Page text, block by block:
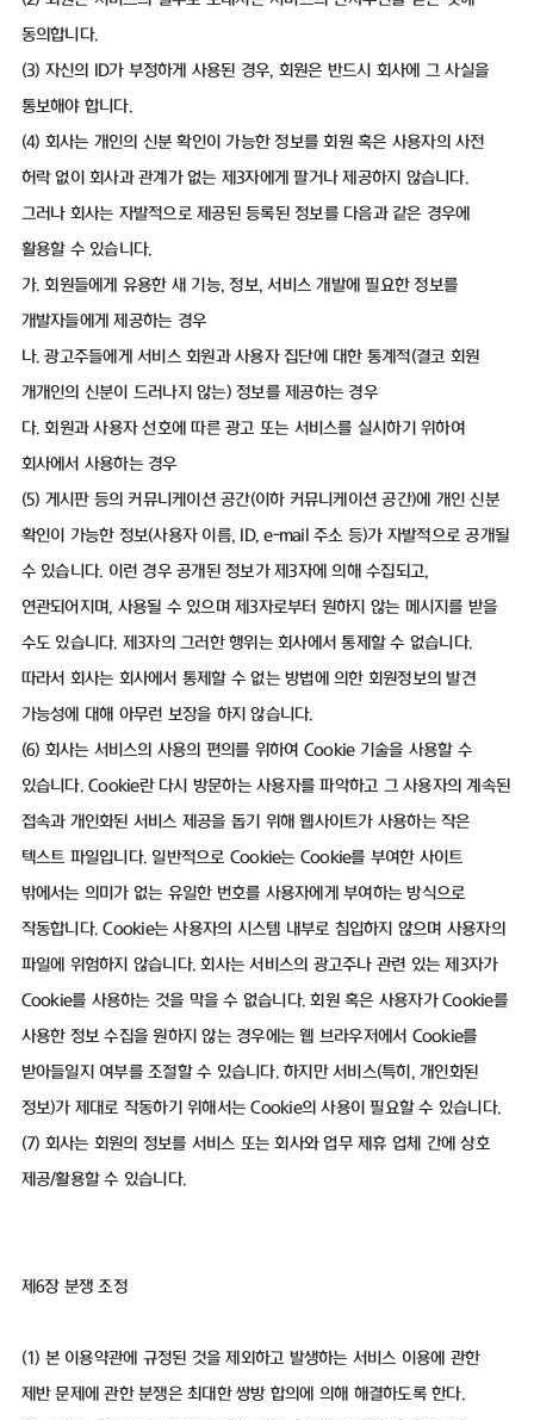
동의합니다.
(3) 자신의 ID가 부정하게 사용된 경우, 회원은 반드시 회사에 그 사실을
통보해야 합니다.
(4) 회사는 개인의 신분 확인이 가능한 정보를 회원 혹은 사용자의 사전
허락 없이 회사과 관계가 없는 제3자에게 팔거나 제공하지 않습니다.
그러나 회사는 자발적으로 제공된 등록된 정보를 다음과 같은 경우에
활용할 수 있습니다.
가. 회원들에게 유용한 새 기능, 정보, 서비스 개발에 필요한 정보를
개발자들에게 제공하는 경우
나. 광고주들에게 서비스 회원과 사용자 집단에 대한 통계적(결코 회원
개개인의 신분이 드러나지 않는) 정보를 제공하는 경우
다. 회원과 사용자 선호에 따른 광고 또는 서비스를 실시하기 위하여
회사에서 사용하는 경우
(5) 게시판 등의 커뮤니케이션 공간(이하 커뮤니케이션 공간)에 개인 신분
확인이 가능한 정보(사용자 이름, ID, e-mail 주소 등)가 자발적으로 공개될
수 있습니다. 이런 경우 공개된 정보가 제3자에 의해 수집되고,
연관되어지며, 사용될 수 있으며 제3자로부터 원하지 않는 메시지를 받을
수도 있습니다. 제3자의 그러한 행위는 회사에서 통제할 수 없습니다.
따라서 회사는 회사에서 통제할 수 없는 방법에 의한 회원정보의 발견
가능성에 대해 아무런 보장을 하지 않습니다.
(6) 회사는 서비스의 사용의 편의를 위하여 Cookie 기술을 사용할 수
있습니다. Cookie란 다시 방문하는 사용자를 파악하고 그 사용자의 계속된
접속과 개인화된 서비스 제공을 돕기 위해 웹사이트가 사용하는 작은
텍스트 파일입니다. 일반적으로 Cookie는 Cookie를 부여한 사이트
밖에서는 의미가 없는 유일한 번호를 사용자에게 부여하는 방식으로
작동합니다. Cookie는 사용자의 시스템 내부로 침입하지 않으며 사용자의
파일에 위험하지 않습니다. 회사는 서비스의 광고주나 관련 있는 제3자가
Cookie를 사용하는 것을 막을 수 없습니다. 회원 혹은 사용자가 Cookie를
사용한 정보 수집을 원하지 않는 경우에는 웹 브라우저에서 Cookie를
받아들일지 여부를 조절할 수 있습니다. 하지만 서비스(특히, 개인화된
정보)가 제대로 작동하기 위해서는 Cookie의 사용이 필요할 수 있습니다.
(7) 회사는 회원의 정보를 서비스 또는 회사와 업무 제휴 업체 간에 상호
제공/활용할 수 있습니다.
제6장 분쟁 조정
(1) 본 이용약관에 규정된 것을 제외하고 발생하는 서비스 이용에 관한
제반 문제에 관한 분쟁은 최대한 쌍방 합의에 의해 해결하도록 한다.